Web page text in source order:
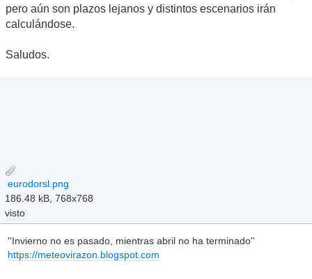
pero aún son plazos lejanos y distintos escenarios irán
calculándose.
Saludos.
eurodorsl.png
186.48 kB, 768x768
visto
''Invierno no es pasado, mientras abril no ha terminado''
https://meteovirazon.blogspot.com